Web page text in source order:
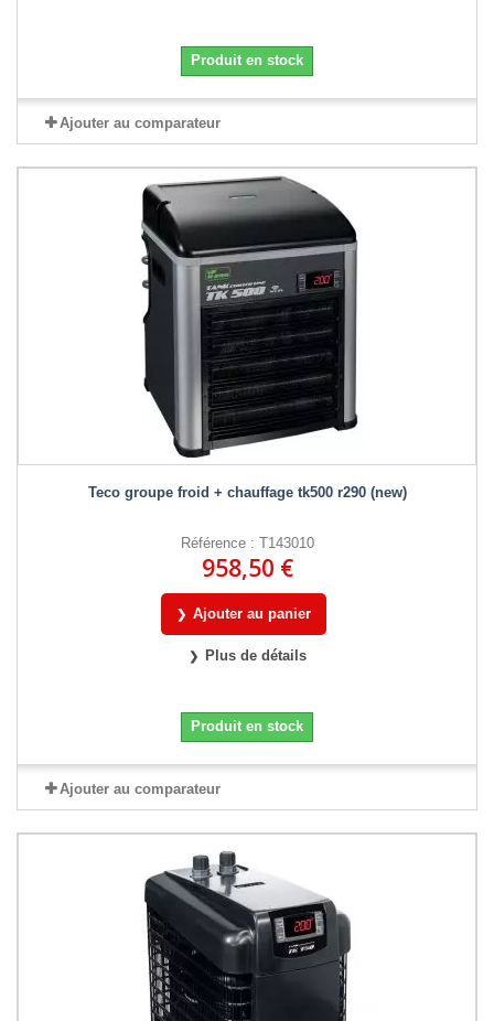
Produit en stock
Ajouter au comparateur
Teco groupe froid + chauffage tk500 r290 (new)
Référence : T143010
958,50 €
Ajouter au panier
Plus de détails
Produit en stock
Ajouter au comparateur